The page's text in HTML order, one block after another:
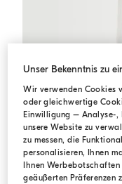
Unser Bekenntnis zu
Wir verwenden Cookies
oder gleichwertige
Einwilligung – Analyse-,
unsere Website zu
zu messen, die
personalisieren, Ihnen
Ihnen
geäußerten Präferenzen